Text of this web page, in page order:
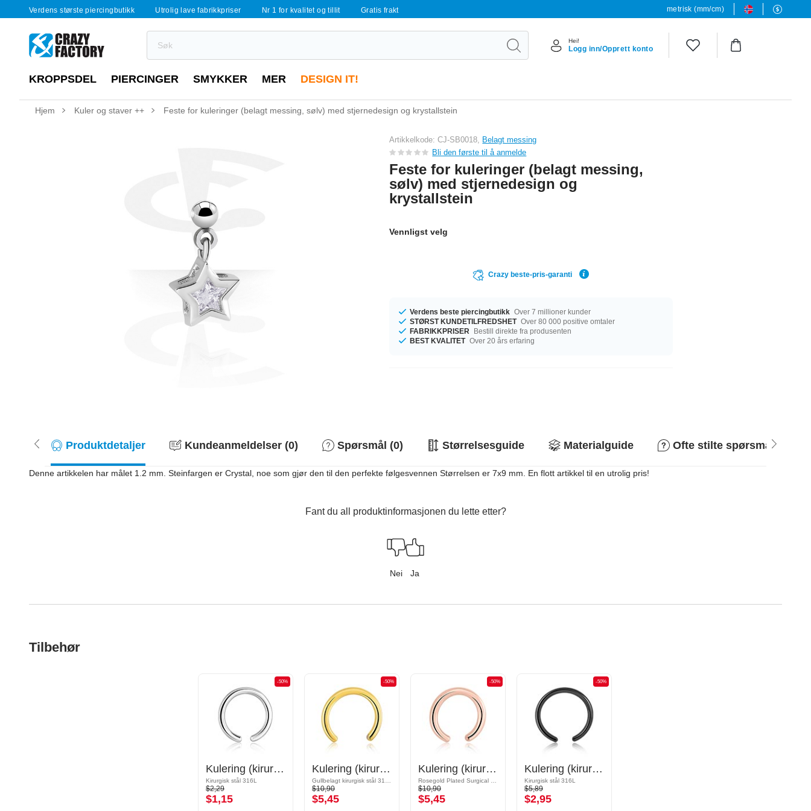
Verdens største piercingbutikk Utrolig lave fabrikkpriser Nr 1 for kvalitet og tillit Gratis frakt metrisk (mm/cm)
Hei!
Logg inn/Opprett konto
KROPPSDEL PIERCINGER SMYKKER MER DESIGN IT!
Hjem Kuler og staver ++ Feste for kuleringer (belagt messing, sølv) med stjernedesign og krystallstein
Artikkelkode: CJ-SB0018, Belagt messing
Bli den første til å anmelde
Feste for kuleringer (belagt messing,
sølv) med stjernedesign og
krystallstein
Vennligst velg
Crazy beste-pris-garanti
Verdens beste piercingbutikk Over 7 millioner kunder
STØRST KUNDETILFREDSHET Over 80 000 positive omtaler
FABRIKKPRISER
Bestill direkte fra produsenten
BEST KVALITET Over 20 års erfaring
Produktdetaljer Kundeanmeldelser (0) Spørsmål (0) Størrelsesguide Materialguide Ofte stilte spørsmål
Denne artikkelen har målet 1.2 mm. Steinfargen er Crystal, noe som gjør den til den perfekte følgesvennen Størrelsen er 7x9 mm. En flott artikkel til en utrolig pris!
Fant du all produktinformasjonen du lette etter?
Nei Ja
Tilbehør
-50%
Kulering (kirurgisk stål, sølv, skinnende finish)
Kirurgisk stål 316L
$2,29
$1,15
-50%
Kulering (kirurgisk stål, gull, skinnende finish)
$10,90
$5,45
-50%
Kulering (kirurgisk stål, rosegull, skinnende finish)
$10,90
$5,45
-50%
Kulering (kirurgisk stål, svart, skinnende finish)
Kirurgisk stål 316L
$5,89
$2,95